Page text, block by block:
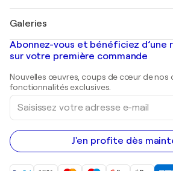
Banksy
Mr. Brainwash
Shepard Fairey
Tableaux abstraits à vendre
Peintures de paysage
Estampes
Peintures acryliques
Galeries
Galeries d'art en France
Galeries d'art en Belgique
Abonnez-vous et bénéficiez d’une
sur votre première commande
Nouvelles œuvres, coups de cœur de nos
fonctionnalités exclusives.
Saisissez
votre
adresse
e-
mail
J'en profite dès